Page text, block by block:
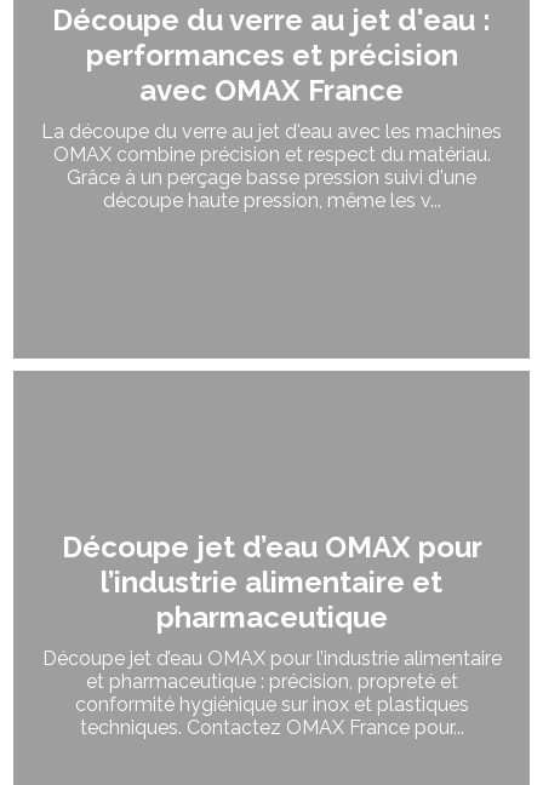
Découpe du verre au jet d'eau :
performances et précision
avec OMAX France
La découpe du verre au jet d'eau avec les machines
OMAX combine précision et respect du matériau.
Grâce à un perçage basse pression suivi d'une
découpe haute pression, même les v...
Découpe jet d’eau OMAX pour
l’industrie alimentaire et
pharmaceutique
Découpe jet d’eau OMAX pour l’industrie alimentaire
et pharmaceutique : précision, propreté et
conformité hygiénique sur inox et plastiques
techniques. Contactez OMAX France pour...